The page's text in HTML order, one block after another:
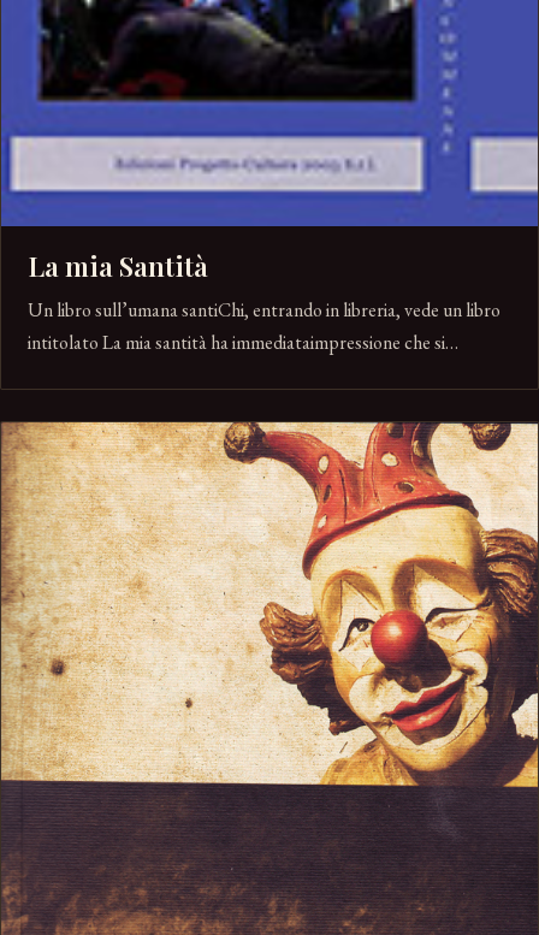
La mia Santità
Un libro sull’umana santiChi, entrando in libreria, vede un libro
intitolato La mia santità ha immediataimpressione che si…